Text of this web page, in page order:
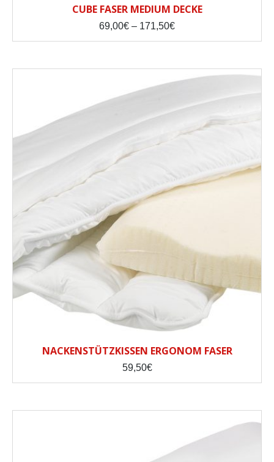
CUBE FASER MEDIUM DECKE
69,00€ – 171,50€Price
171,50€
NACKENSTÜTZKISSEN ERGONOM FASER
59,50€